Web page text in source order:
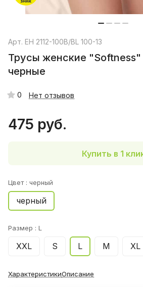
Арт. EH 2112-100B/BL 100-13
Трусы женские
черные
0 Нет отзывов
475 руб.
Купить в 1
Цвет : черный
черный
Размер : L
XXL S L М XL
ХарактеристикиОписание